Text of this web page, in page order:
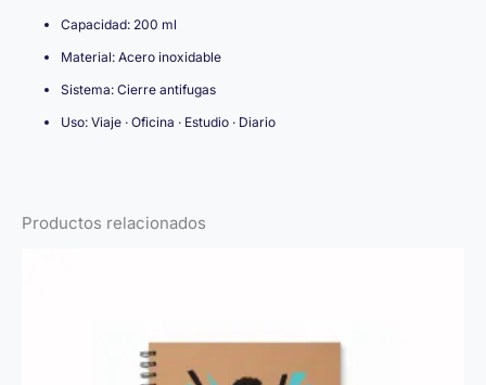
Capacidad: 200 ml
Material: Acero inoxidable
Sistema: Cierre antifugas
Uso: Viaje · Oficina · Estudio · Diario
Productos relacionados